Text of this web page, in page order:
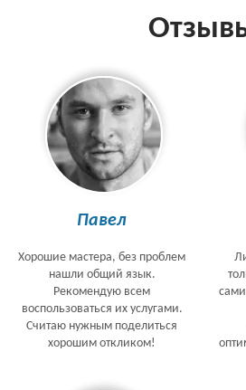
Павел
Хорошие мастера, без проблем
нашли общий язык.
Рекомендую всем
воспользоваться их услугами.
Считаю нужным поделиться
хорошим откликом!